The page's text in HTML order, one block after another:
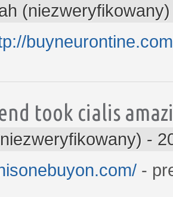
(niezweryfikowany)
took cialis
-
-